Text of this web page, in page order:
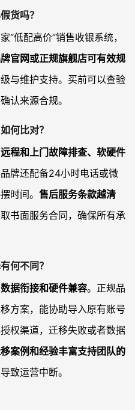
货吗？
“低配高价”销售收银系统，
官网或正规旗舰店可有效规
与维护支持。买前可以查验
认来源合规。
何比对？
远程和上门故障排查、软硬件
牌还配备24小时电话或微
时间。 售后服务条款越清
书面服务合同，确保所有承
何不同？
据衔接和硬件兼容。正规品
方案，能协助导入原有账号
权渠道，迁移失败或者数据
案例和经验丰富支持团队的
致运营中断。